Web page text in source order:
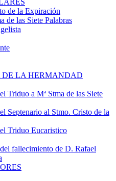
de la Expiración
de las Siete Palabras
DE LA HERMANDAD
Triduo a Mª Stma de las Siete
Septenario al Stmo. Cristo de la
Triduo Eucaristico
fallecimiento de D. Rafael